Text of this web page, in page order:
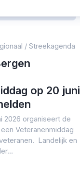
/ Streekagenda
op 20 juni
2026 organiseert de
Veteranenmiddag
Landelijk en